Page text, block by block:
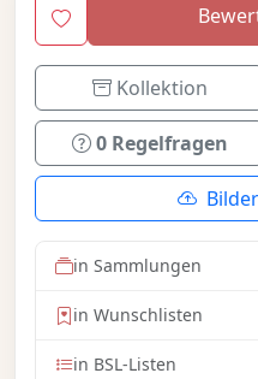
Kollektion
0 Regelfragen
in Sammlungen
in Wunschlisten
in BSL-Listen